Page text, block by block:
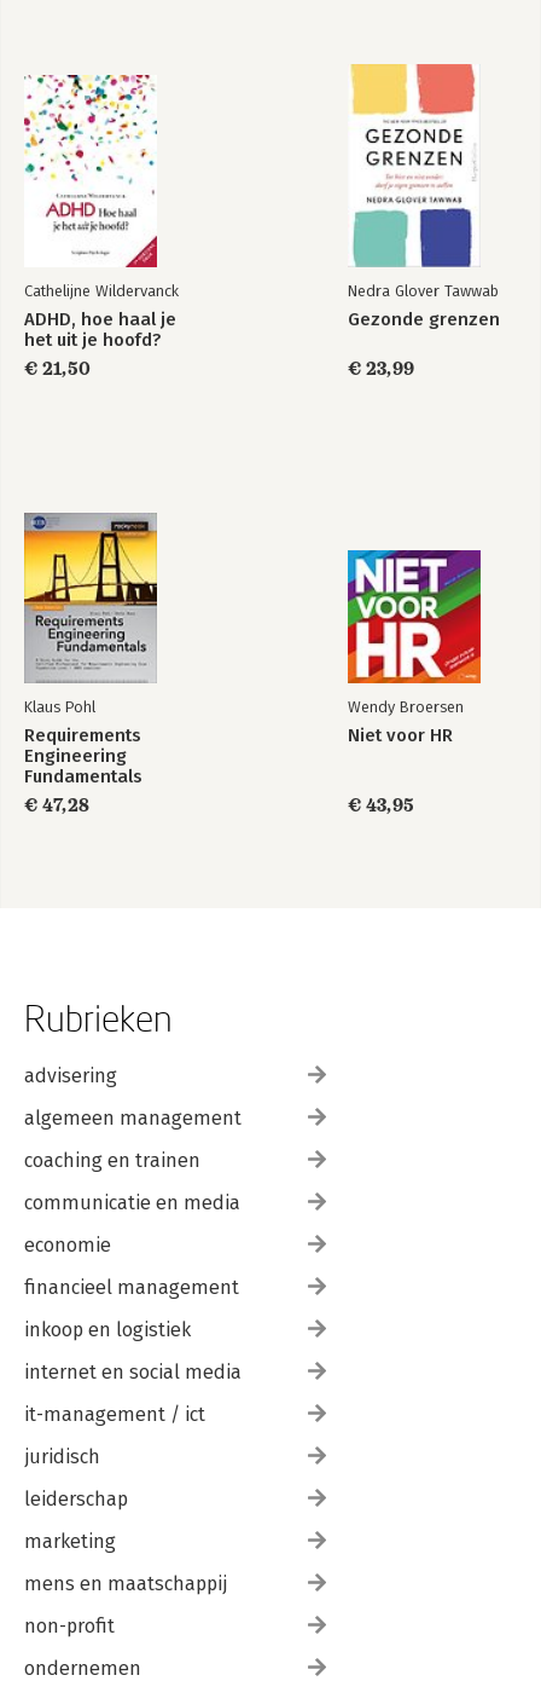
Cathelijne Wildervanck
ADHD, hoe haal je
het uit je hoofd?
€ 21,50
Nedra Glover Tawwab
Gezonde grenzen
€ 23,99
Klaus Pohl
Requirements
Engineering
Fundamentals
€ 47,28
Wendy Broersen
Niet voor HR
€ 43,95
Rubrieken
advisering
algemeen management
coaching en trainen
communicatie en media
economie
financieel management
inkoop en logistiek
internet en social media
it-management / ict
juridisch
leiderschap
marketing
mens en maatschappij
non-profit
ondernemen